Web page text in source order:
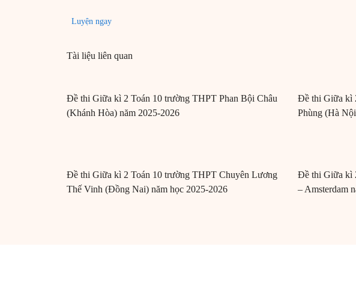
Luyện ngay
Tài liệu liên quan
Đề thi Giữa kì 2 Toán 10 trường THPT Phan Bội Châu
(Khánh Hòa) năm 2025-2026
Đề thi Giữa kì
Phùng (Hà
Đề thi Giữa kì 2 Toán 10 trường THPT Chuyên Lương
Thế Vinh (Đồng Nai) năm học 2025-2026
Đề thi Giữa kì
– Amsterdam